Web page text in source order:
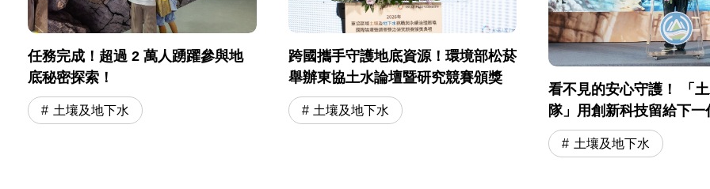
任務完成！超過 2 萬人踴躍參與地
底秘密探索！
土壤及地下水
跨國攜手守護地底資源！環境部松菸
舉辦東協土水論壇暨研究競賽頒獎
土壤及地下水
看不見的安心守護！ 「
隊」用創新科技留給下一
土壤及地下水